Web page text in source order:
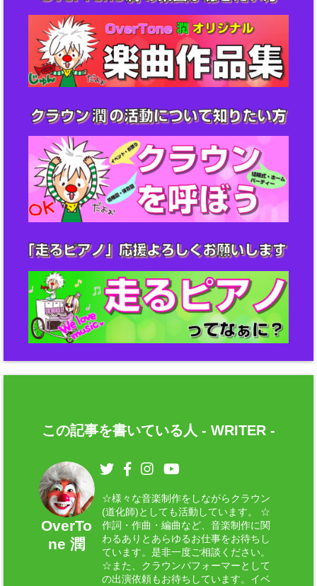
この記事を書いている人 - WRITER -
OverTo
ne 潤
☆様々な音楽制作をしながらクラウン
(道化師)としても活動しています。 ☆
作詞・作曲・編曲など、音楽制作に関
わるありとあらゆるお仕事をお待ちし
ています。是非一度ご相談ください。
☆また、クラウンパフォーマーとして
の出演依頼もお待ちしています。イベ